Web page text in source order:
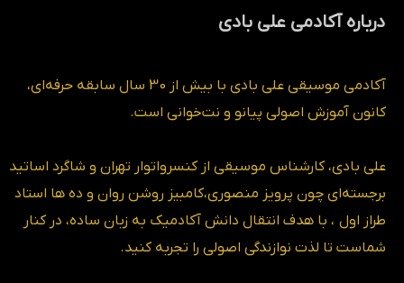
درباره آکادمی علی بادی
آکادمی موسیقی علی بادی با بیش از 30 سال سابقه حرفه‌ای،
کانون آموزش اصولی پیانو و نت‌خوانی است.
علی بادی، کارشناس موسیقی از کنسرواتوار تهران و شاگرد اساتید
برجسته‌ای چون پرویز منصوری،کامبیز روشن روان و ده ها استاد
طراز اول ، با هدف انتقال دانش آکادمیک به زبان ساده، در کنار
شماست تا لذت نوازندگی اصولی را تجربه کنید.